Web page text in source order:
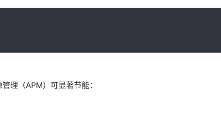
理（APM）可显著节能：